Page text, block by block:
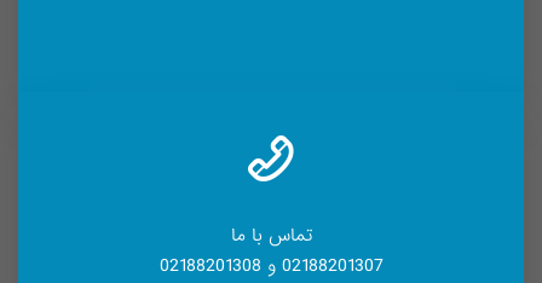
تماس با ما
02188201307 و 02188201308